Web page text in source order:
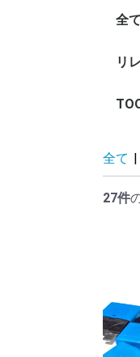
全て
リ
リ
リ
ヒ
ブ
ブ
全て
27件